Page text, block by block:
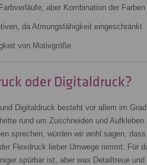
aber Kombination der
da Atmungsfähigkeit eingeschränkt
von Motivgröße
oder Digitaldruck?
Digitaldruck besteht vor allem im Grad
rund um Zuschneiden und
sprechen, würden wir wohl sagen,
Flexdruck lieber Umwege nimmt. Für
spürbar ist, aber was Detailtreue